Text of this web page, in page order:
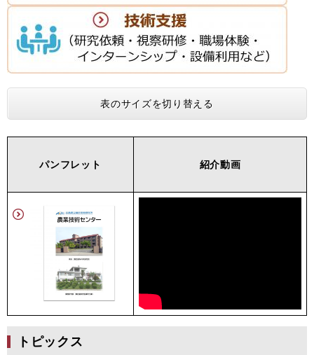
表のサイズを切り替える
パンフレット 紹介動画
トピックス